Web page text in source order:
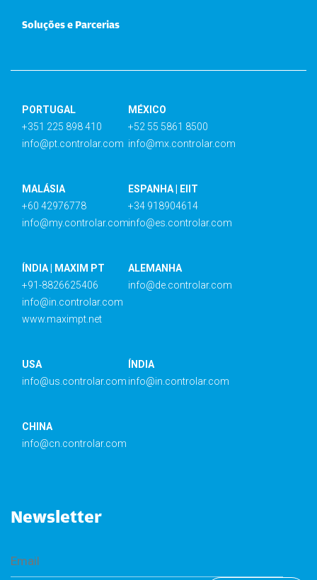
Soluções e Parcerias
PORTUGAL
+351 225 898 410
info@pt.controlar.com
MÉXICO
+52 55 5861 8500
info@mx.controlar.com
MALÁSIA
+60 42976778
info@my.controlar.com
ESPANHA | EIIT
+34 918904614
info@es.controlar.com
ÍNDIA | MAXIM PT
+91-8826625406
info@in.controlar.com
www.maximpt.net
ALEMANHA
info@de.controlar.com
USA
info@us.controlar.com
ÍNDIA
info@in.controlar.com
CHINA
info@cn.controlar.com
Newsletter